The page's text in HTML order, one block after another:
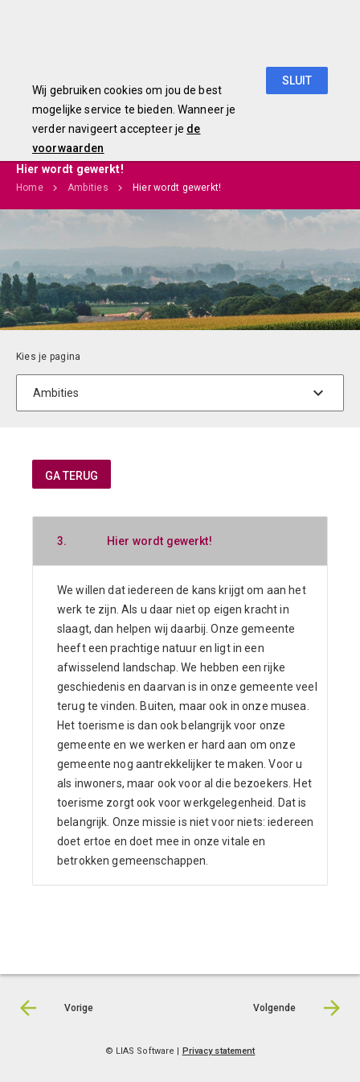
Begroting 2019
Hier wordt gewerkt!
Home Ambities Hier wordt gewerkt!
3. Hier wordt gewerkt!
We willen dat iedereen de kans krijgt om aan het
werk te zijn. Als u daar niet op eigen kracht in
slaagt, dan helpen wij daarbij. Onze gemeente
heeft een prachtige natuur en ligt in een
afwisselend landschap. We hebben een rijke
geschiedenis en daarvan is in onze gemeente veel
terug te vinden. Buiten, maar ook in onze musea.
Het toerisme is dan ook belangrijk voor onze
gemeente en we werken er hard aan om onze
gemeente nog aantrekkelijker te maken. Voor u
als inwoners, maar ook voor al die bezoekers. Het
toerisme zorgt ook voor werkgelegenheid. Dat is
belangrijk. Onze missie is niet voor niets: iedereen
doet ertoe en doet mee in onze vitale en
betrokken gemeenschappen.
Vorige Volgende
© LIAS Software | Privacy statement
Wij gebruiken cookies om jou de best
mogelijke service te bieden. Wanneer je
verder navigeert accepteer je de
voorwaarden
SLUIT